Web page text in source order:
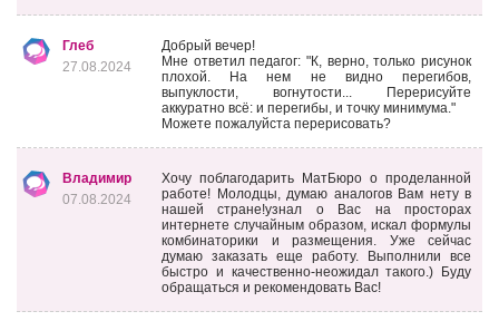
Глеб
27.08.2024
Добрый вечер!
Мне ответил педагог: "К, верно, только рисунок
плохой. На нем не видно перегибов,
выпуклости, вогнутости... Перерисуйте
аккуратно всё: и перегибы, и точку минимума."
Можете пожалуйста перерисовать?
Владимир
07.08.2024
Хочу поблагодарить МатБюро о проделанной
работе! Молодцы, думаю аналогов Вам нету в
нашей стране!узнал о Вас на просторах
интернете случайным образом, искал формулы
комбинаторики и размещения. Уже сейчас
думаю заказать еще работу. Выполнили все
быстро и качественно-неожидал такого.) Буду
обращаться и рекомендовать Вас!